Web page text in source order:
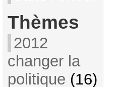
Thèmes
2012
changer la
politique (16)